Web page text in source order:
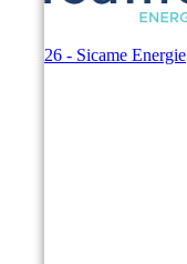
© 2026 - Sicame Energie